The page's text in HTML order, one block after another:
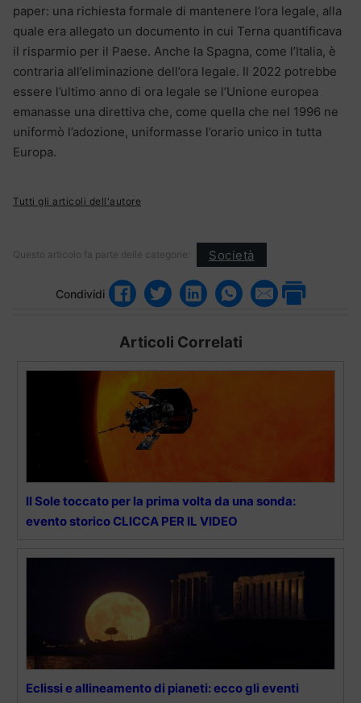
paper: una richiesta formale di mantenere l’ora legale, alla
quale era allegato un documento in cui Terna quantificava
il risparmio per il Paese. Anche la Spagna, come l’Italia, è
contraria all’eliminazione dell’ora legale. Il 2022 potrebbe
essere l’ultimo anno di ora legale se l’Unione europea
emanasse una direttiva che, come quella che nel 1996 ne
uniformò l’adozione, uniformasse l’orario unico in tutta
Europa.
Tutti gli articoli dell'autore
Questo articolo fa parte delle categorie: Società
Condividi
Articoli Correlati
Il Sole toccato per la prima volta da una sonda:
evento storico CLICCA PER IL VIDEO
Eclissi e allineamento di pianeti: ecco gli eventi